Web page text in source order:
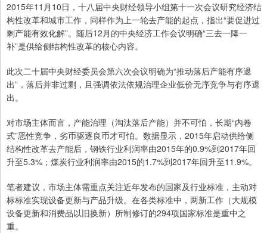
2015年11月10日，十八届中央财经领导小组第十一次会议研究经济结
构性改革和城市工作，同样作为上一轮去产能的起点，指出“要促进过
剩产能有效化解”。随后12月的中央经济工作会议明确“三去一降一
补”是供给侧结构性改革的核心内容。
此次二十届中央财经委员会第六次会议明确为“推动落后产能有序退
出”，落后并非过剩，且强调依法依规治理企业低价无序竞争与有序退
出。
对市场主体而言，产能治理（淘汰落后产能）并不可怕，长期“内卷
式”恶性竞争，劣币驱逐良币才可怕。数据显示，2015年启动供给侧
结构性改革去产能后，钢铁行业利润率由2015年的0.9%到2017年回
升至5.3%；煤炭行业利润率由2015的1.7%到2017年回升至11.9%。
笔者建议，市场主体需重点关注近年发布的国家及行业标准，主动对
标标准实现设备更新与产品升级。在各类标准中，两新工作（大规模
设备更新和消费品以旧换新）所制修订的294项国家标准是重中之
重。